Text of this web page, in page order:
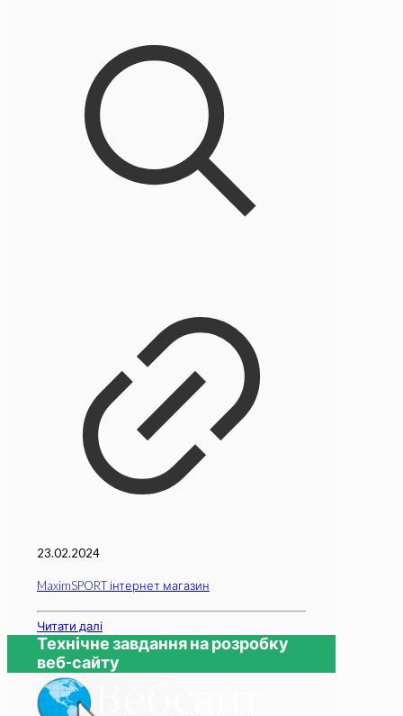
23.02.2024
MaximSPORT інтернет магазин
Читати далі
Технічне завдання на розробку
веб-сайту